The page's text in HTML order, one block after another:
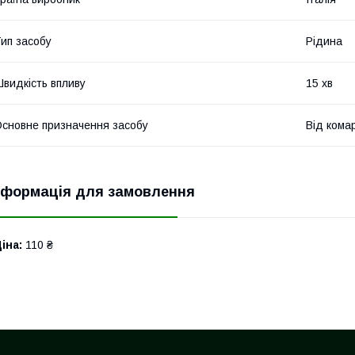
засобу Рідина
впливу 15 хв
призначення засобу Від
для замовлення
110 ₴